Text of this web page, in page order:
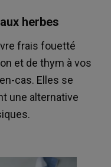
herbes
frais fouetté
et de thym à vos
cas. Elles se
une alternative